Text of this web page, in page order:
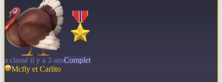
a classé il y a 3 ansComplet
Mcfly et Carlito